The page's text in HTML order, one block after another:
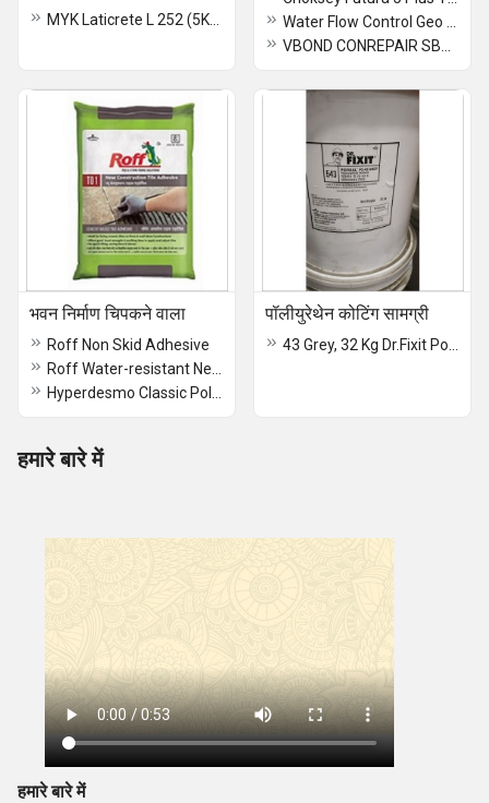
भवन निर्माण चिपकने वाला
Roff Non Skid Adhesive
पॉलीयुरेथेन कोटिंग सामग्री
हमारे बारे में
हमारे बारे में